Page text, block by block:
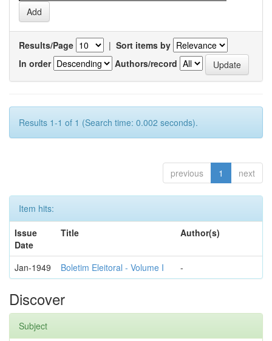
Results/Page | Sort items by
In order
Authors/record
Results 1-1 of 1 (Search time: 0.002 seconds).
previous 1 next
Item hits:
Issue
Date
Title Author(s)
Jan-1949 Boletim Eleitoral - Volume I -
Discover
Subject